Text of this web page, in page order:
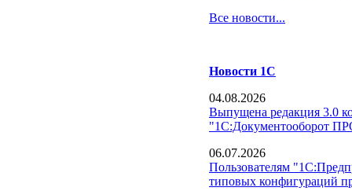
Все новости...
Новости 1С
04.08.2026
Выпущена редакция 3.0
"1С:Документооборот
06.07.2026
Пользователям
типовых конфигураций